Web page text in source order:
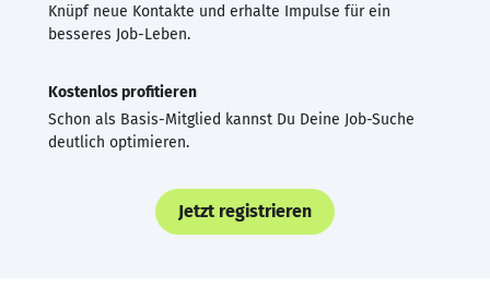
Knüpf neue Kontakte und erhalte Impulse für ein
besseres Job-Leben.
Kostenlos profitieren
Schon als Basis-Mitglied kannst Du Deine Job-Suche
deutlich optimieren.
Jetzt registrieren